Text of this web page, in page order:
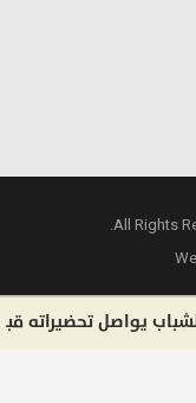
تحضيراته قبل